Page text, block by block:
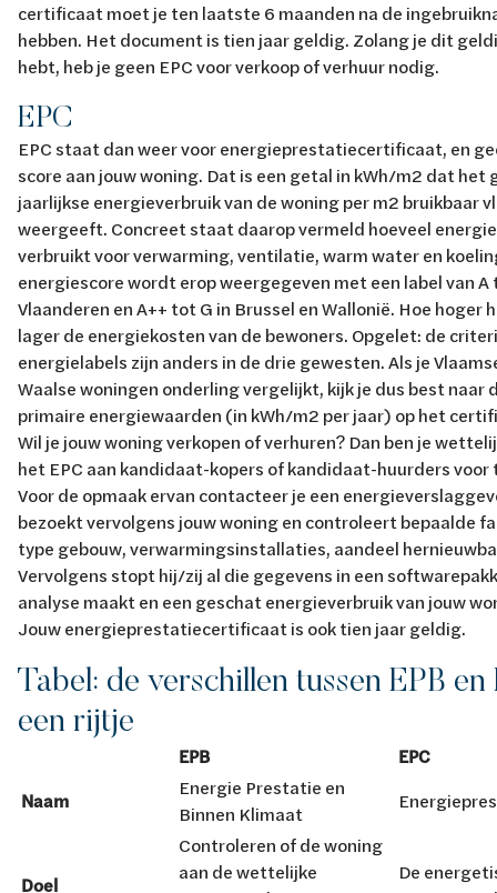
certificaat moet je ten laatste 6 maanden na de
hebben. Het document is tien jaar geldig. Zolang je dit
hebt, heb je geen EPC voor verkoop of verhuur nodig.
EPC
EPC staat dan weer voor energieprestatiecertificaat, en
score aan jouw woning. Dat is een getal in kWh/m2 dat het
jaarlijkse energieverbruik van de woning per m2 bruikbaar
weergeeft. Concreet staat daarop vermeld hoeveel
verbruikt voor verwarming, ventilatie, warm water en
energiescore wordt erop weergegeven met een label van A
Vlaanderen en A++ tot G in Brussel en Wallonië. Hoe hoger
lager de energiekosten van de bewoners. Opgelet: de
energielabels zijn anders in de drie gewesten. Als je
Waalse woningen onderling vergelijkt, kijk je dus best naar
primaire energiewaarden (in kWh/m2 per jaar) op het
Wil je jouw woning verkopen of verhuren? Dan ben je
het EPC aan kandidaat-kopers of kandidaat-huurders
Voor de opmaak ervan contacteer je een
bezoekt vervolgens jouw woning en controleert bepaalde
type gebouw, verwarmingsinstallaties, aandeel
Vervolgens stopt hij/zij al die gegevens in een
analyse maakt en een geschat energieverbruik van jouw
Jouw energieprestatiecertificaat is ook tien jaar geldig.
Tabel: de verschillen tussen EPB en
een rijtje
EPB
EPC
Naam
Energie Prestatie en
Binnen Klimaat
Doel
Controleren of de woning
aan de wettelijke
De